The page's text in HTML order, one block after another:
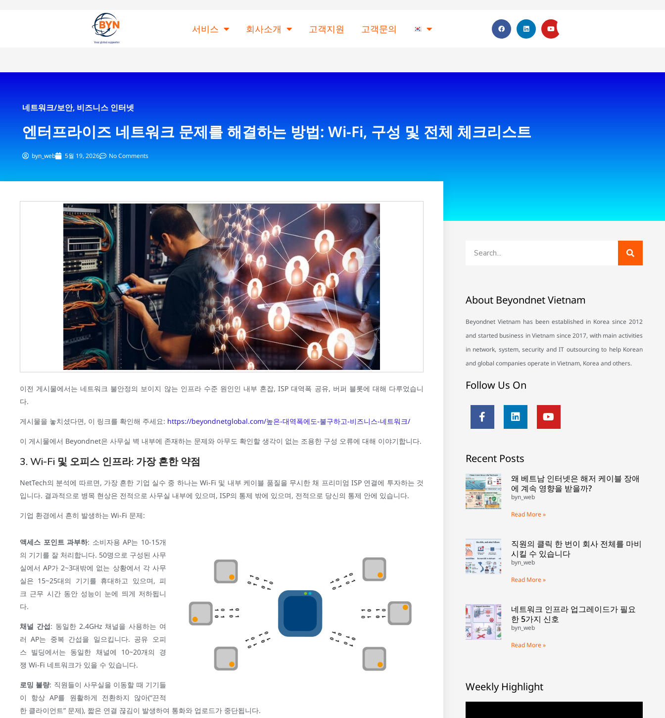
서비스 회사소개 고객지원 고객문의
네트워크/보안, 비즈니스 인터넷
엔터프라이즈 네트워크 문제를 해결하는 방법: Wi-Fi, 구성 및 전체 체크리스트
byn_web 5월 19, 2026 No Comments
이전 게시물에서는 네트워크 불안정의 보이지 않는 인프라 수준 원인인 내부 혼잡, ISP 대역폭 공유, 버퍼 블롯에 대해 다루었습니
다.
게시물을 놓치셨다면, 이 링크를 확인해 주세요: https://beyondnetglobal.com/높은-대역폭에도-불구하고-비즈니스-네트워크/
이 게시물에서 Beyondnet은 사무실 벽 내부에 존재하는 문제와 아무도 확인할 생각이 없는 조용한 구성 오류에 대해 이야기합니다.
3. Wi-Fi 및 오피스 인프라: 가장 흔한 약점
NetTech의 분석에 따르면, 가장 흔한 기업 실수 중 하나는 Wi-Fi 및 내부 케이블 품질을 무시한 채 프리미엄 ISP 연결에 투자하는 것
입니다. 결과적으로 병목 현상은 전적으로 사무실 내부에 있으며, ISP의 통제 밖에 있으며, 전적으로 당신의 통제 안에 있습니다.
기업 환경에서 흔히 발생하는 Wi-Fi 문제:
액세스 포인트 과부하: 소비자용 AP는 10-15개
의 기기를 잘 처리합니다. 50명으로 구성된 사무
실에서 AP가 2~3대밖에 없는 상황에서 각 사무
실은 15~25대의 기기를 휴대하고 있으며, 피
크 근무 시간 동안 성능이 눈에 띄게 저하됩니
다.
채널 간섭: 동일한 2.4GHz 채널을 사용하는 여
러 AP는 중복 간섭을 일으킵니다. 공유 오피
스 빌딩에서는 동일한 채널에 10~20개의 경
쟁 Wi-Fi 네트워크가 있을 수 있습니다.
로밍 불량: 직원들이 사무실을 이동할 때 기기들
이 항상 AP를 원활하게 전환하지 않아(“끈적
한 클라이언트” 문제), 짧은 연결 끊김이 발생하여 통화와 업로드가 중단됩니다.
About Beyondnet Vietnam
Beyondnet Vietnam has been established in Korea since 2012
and started business in Vietnam since 2017, with main activities
in network, system, security and IT outsourcing to help Korean
and global companies operate in Vietnam, Korea and others.
Follow Us On
Recent Posts
왜 베트남 인터넷은 해저 케이블 장애
에 계속 영향을 받을까?
byn_web
Read More »
직원의 클릭 한 번이 회사 전체를 마비
시킬 수 있습니다
byn_web
Read More »
네트워크 인프라 업그레이드가 필요
한 5가지 신호
byn_web
Read More »
Weekly Highlight